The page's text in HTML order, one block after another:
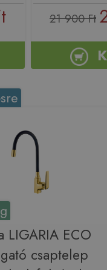
21 900 Ft
LIGARIA ECO
csaptelep